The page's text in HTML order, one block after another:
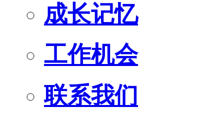
成长记忆
工作机会
联系我们